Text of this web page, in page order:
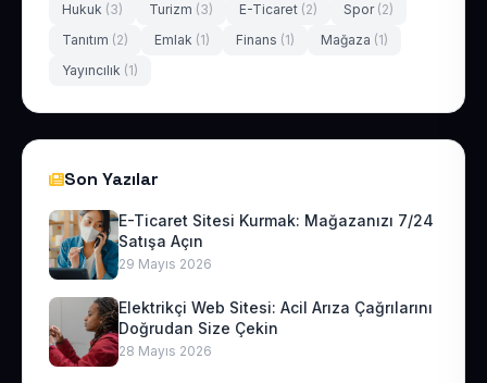
Hukuk (3) Turizm (3) E-Ticaret (2) Spor (2)
Tanıtım (2) Emlak (1) Finans (1) Mağaza (1)
Yayıncılık (1)
Son Yazılar
E-Ticaret Sitesi Kurmak: Mağazanızı 7/24
Satışa Açın
29 Mayıs 2026
Elektrikçi Web Sitesi: Acil Arıza Çağrılarını
Doğrudan Size Çekin
28 Mayıs 2026